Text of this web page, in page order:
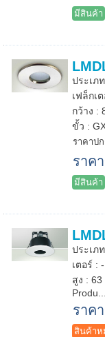
มีสินค้า
ประเภ
เฟล็กเ
กว้าง :
ขั้ว :
ราคาป
ราค
มีสินค้า
ประเภ
เตอร์ :
สูง : 63
Produ...
ราค
สินค้าห